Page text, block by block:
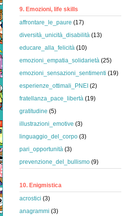
9. Emozioni, life skills
affrontare_le_paure (17)
diversità_unicità_disabilità (13)
educare_alla_felicità (10)
emozioni_empatia_solidarietà (25)
emozioni_sensazioni_sentimenti (19)
esperienze_ottimali_PNEI (2)
fratellanza_pace_libertà (19)
gratitudine (5)
illustrazioni_emotive (3)
linguaggio_del_corpo (3)
pari_opportunità (3)
prevenzione_del_bullismo (9)
10. Enigmistica
acrostici (3)
anagrammi (3)